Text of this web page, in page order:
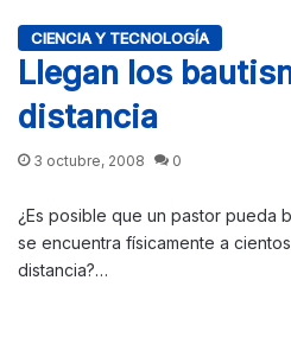
CIENCIA Y TECNOLOGÍA
Llegan los
distancia
3 octubre, 2008 0
¿Es posible que un pastor pueda
se encuentra físicamente a
distancia?…